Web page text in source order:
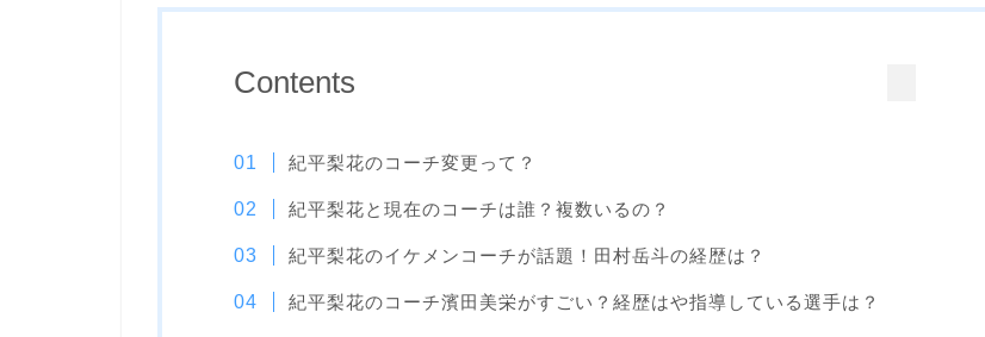
Contents
紀平梨花のコーチ変更って？
紀平梨花と現在のコーチは誰？複数いるの？
紀平梨花のイケメンコーチが話題！田村岳斗の経歴は？
紀平梨花のコーチ濱田美栄がすごい？経歴はや指導している選手は？